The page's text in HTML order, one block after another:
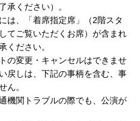
承ください）。
は、「着席指定席」（2階スタ
てご覧いただくお席）が含まれ
ください。
の変更・キャンセルはできませ
戻しは、下記の事柄を含む、事
ん。
関トラブルの際でも、公演が